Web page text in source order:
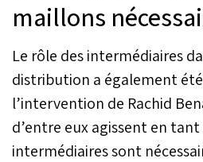
ainsi le
beaucoup
mare.
sur le
la cherté
relation
parfois
certains
aussi mis
maillons
Le rôle des intermédiaires
distribution a également
l’intervention de Rachid
d’entre eux agissent en
intermédiaires sont